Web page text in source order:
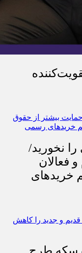
نخورید/
فعالان
خریدهای